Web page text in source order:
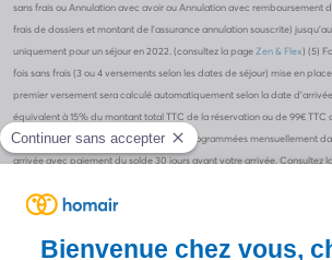
sans frais ou Annulation avec avoir ou Annulation avec remboursement
frais de dossiers et montant de l’assurance annulation souscrite)
uniquement pour un séjour en 2022. (consultez la page Zen & Flex) (5)
fois sans frais (3 ou 4 versements selon les dates de séjour) mise en
premier versement sera calculé automatiquement selon la date
équivalent à 15% du montant total TTC de la réservation ou de 99€ TTC
options). Les échéances suivantes sont programmées mensuellement
arrivée avec paiement du solde 30 jours avant votre arrivée. Consultez
PROMOTIONS →STAGES CLUB